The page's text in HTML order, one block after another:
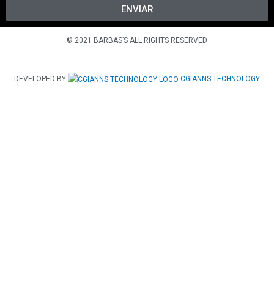
ENVIAR
© 2021 BARBAS’S ALL RIGHTS RESERVED
DEVELOPED BY CGIANNS TECHNOLOGY